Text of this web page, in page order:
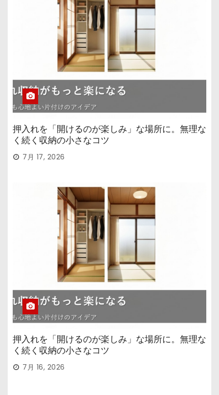
押入れを「開けるのが楽しみ」な場所に。無理な
く続く収納の小さなコツ
7月 17, 2026
押入れを「開けるのが楽しみ」な場所に。無理な
く続く収納の小さなコツ
7月 16, 2026